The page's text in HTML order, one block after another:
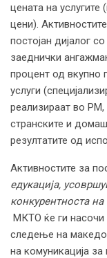
цената на услугите
цени).
постојан дијалог
заеднички
процент од вкупно
услуги
реализираат во РМ,
странските и
резултатите од
Активностите за
едукација,
конкурентноста
МКТО ќе ги насочи
следење на
на комуникација